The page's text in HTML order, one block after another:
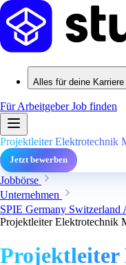
Alles für deine Karriere
Für ArbeitgeberJob finden
Projektleiter Elektrotechnik
Jetzt bewerben
Jobbörse
Unternehmen
SPIE Germany Switzerland
Projektleiter Elektrotechnik
Projektleiter